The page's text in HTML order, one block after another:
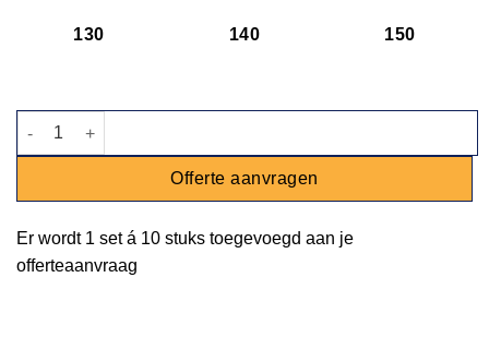
130 140 150
Gebaksvork North aantal
Offerte aanvragen
Er wordt 1 setá 10 stuks toegevoegd aan je
offerteaanvraag